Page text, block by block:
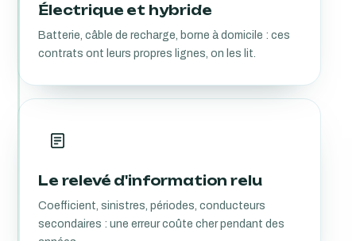
Électrique et hybride
Batterie, câble de recharge, borne à domicile : ces
contrats ont leurs propres lignes, on les lit.
Le relevé d'information relu
Coefficient, sinistres, périodes, conducteurs
secondaires : une erreur coûte cher pendant des